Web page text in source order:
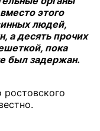
этого
людей,
а десять прочих
пока
был задержан.
ростовского